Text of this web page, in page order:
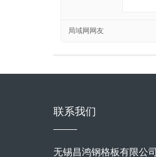
局域网网友
联系我们
无锡昌鸿钢格板有限公司